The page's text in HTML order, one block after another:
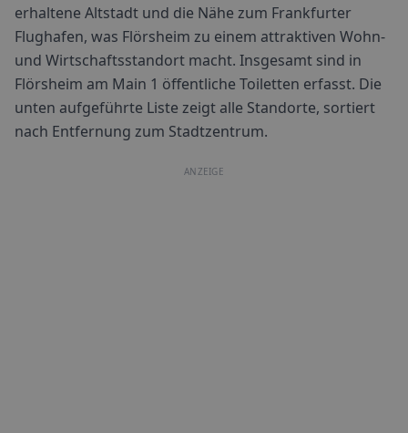
erhaltene Altstadt und die Nähe zum Frankfurter
Flughafen, was Flörsheim zu einem attraktiven Wohn-
und Wirtschaftsstandort macht. Insgesamt sind in
Flörsheim am Main 1 öffentliche Toiletten erfasst. Die
unten aufgeführte Liste zeigt alle Standorte, sortiert
nach Entfernung zum Stadtzentrum.
ANZEIGE